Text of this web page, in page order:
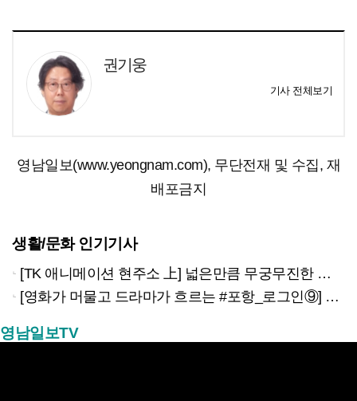
권기웅
기사 전체보기
영남일보(www.yeongnam.com), 무단전재 및 수집, 재
배포금지
생활/문화 인기기사
[TK 애니메이션 현주소 上] 넓은만큼 무궁무진한 이야기…경북은 ‘스토리 IP’의 원천
[영화가 머물고 드라마가 흐르는 #포항_로그인⑨] 하루 끝의 조용한 여운을 느끼고 싶을 때 ‘월포역’
영남일보TV